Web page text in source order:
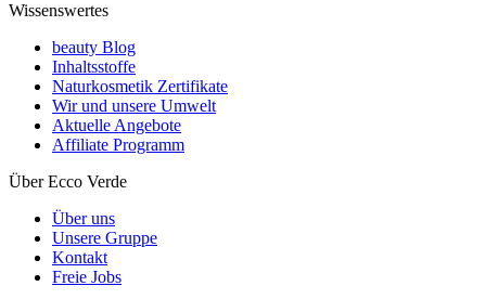
Wissenswertes
beauty Blog
Inhaltsstoffe
Naturkosmetik Zertifikate
Wir und unsere Umwelt
Aktuelle Angebote
Affiliate Programm
Über Ecco Verde
Über uns
Unsere Gruppe
Kontakt
Freie Jobs